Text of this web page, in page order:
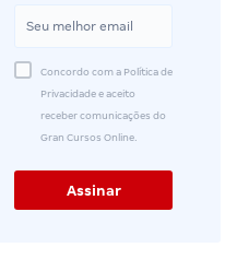
Concordo com a Política de
Privacidade e aceito
receber comunicações do
Gran Cursos Online.